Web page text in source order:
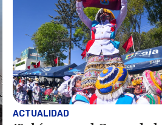
ACTUALIDAD